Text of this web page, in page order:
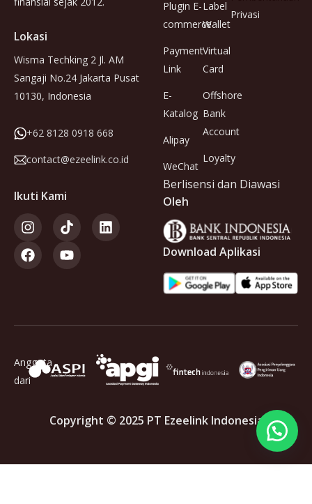
Lokasi
Wisma Techking 2 Jl. AM
Sangaji No.24 Jakarta Pusat
10130, Indonesia
+62 8128 0918 668
contact@ezeelink.co.id
Ikuti Kami
Plugin E-
commerce
Payment
Link
E-
Katalog
Alipay
WeChat
Label
Wallet
Virtual
Card
Offshore
Bank
Account
Loyalty
Privasi
Berlisensi dan Diawasi
Oleh
Download Aplikasi
Anggota
dari
Copyright © 2025 PT Ezeelink Indonesia